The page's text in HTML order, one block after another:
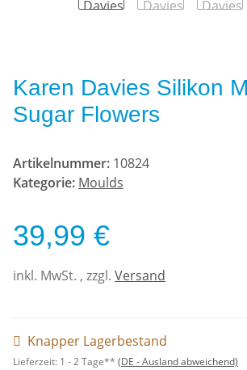
Karen Davies Silikon
Sugar Flowers
Artikelnummer: 10824
Kategorie: Moulds
39,99 €
inkl. MwSt. , zzgl. Versand
Knapper Lagerbestand
Lieferzeit: 1 - 2 Tage** (DE - Ausland abweichend)